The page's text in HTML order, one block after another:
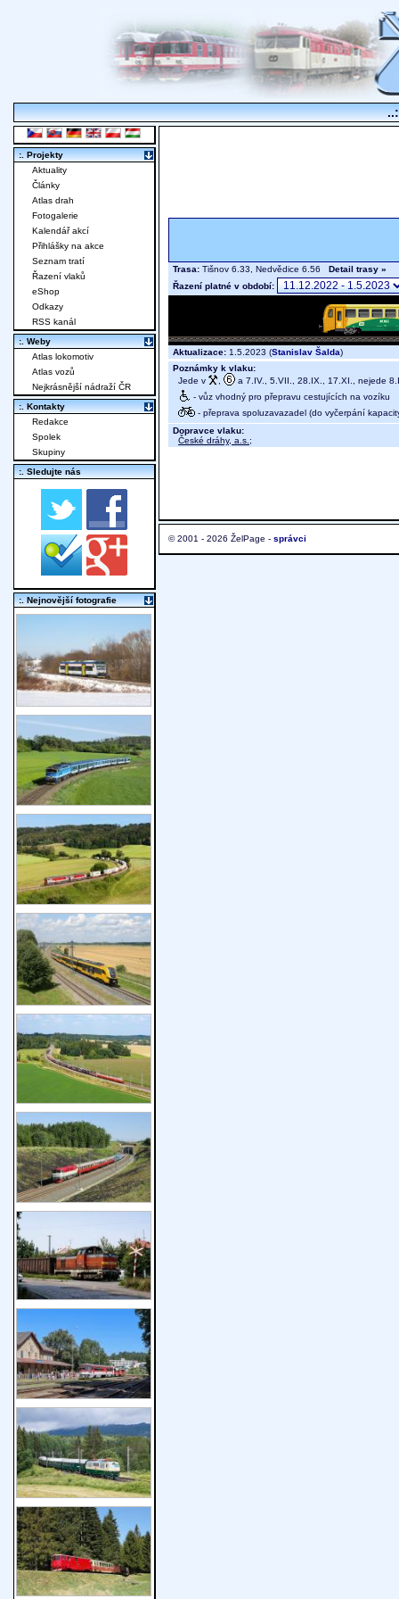
Trasa: Tišnov 6.33, Nedvědice 6.56 Detail trasy »
Řazení platné v období:
Aktualizace: 1.5.2023 (Stanislav Šalda)
Poznámky k vlaku:
Jede v
a 7.IV., 5.VII., 28.IX., 17.XI., nejede
- vůz vhodný pro přepravu cestujících na vozíku
- přeprava spoluzavazadel (do vyčerpání
Dopravce vlaku:
České dráhy, a.s. ;
© 2001 - 2026 ŽelPage - správci
:. Projekty
Aktuality
Články
Atlas drah
Fotogalerie
Kalendář akcí
Přihlášky na akce
Seznam tratí
Řazení vlaků
eShop
Odkazy
RSS kanál
:. Weby
Atlas lokomotiv
Atlas vozů
Nejkrásnější nádraží ČR
:. Kontakty
Redakce
Spolek
Skupiny
:. Sledujte nás
:. Nejnovější fotografie